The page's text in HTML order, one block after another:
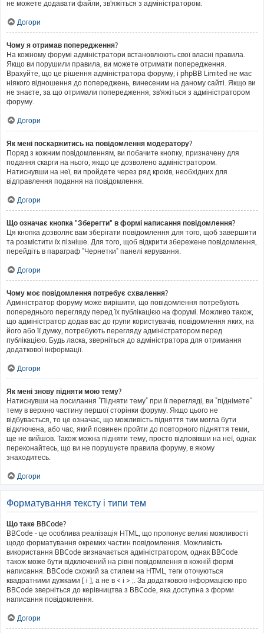
не можете додавати файли, зв'яжіться з адміністратором.
Догори
Чому я отримав попередження?
На кожному форумі адміністратори встановлюють свої власні правила.
Якщо ви порушили правила, ви можете отримати попередження.
Врахуйте, що це рішення адміністратора форуму, і phpBB Limited не має
ніякого відношення до попереджень, винесеним на даному сайті. Якщо ви
не знаєте, за що отримали попередження, зв'яжіться з адміністратором
форуму.
Догори
Як мені поскаржитись на повідомлення модератору?
Поряд з кожним повідомленням, ви побачите кнопку, призначену для
подання скарги на нього, якщо це дозволено адміністратором.
Натиснувши на неї, ви пройдете через ряд кроків, необхідних для
відправлення подання на повідомлення.
Догори
Що означає кнопка "Зберегти" в формі написання повідомлення?
Ця кнопка дозволяє вам зберігати повідомлення для того, щоб завершити
та розмістити їх пізніше. Для того, щоб відкрити збережене повідомлення,
перейдіть в параграф "Чернетки" панелі керування.
Догори
Чому моє повідомлення потребує схвалення?
Адміністратор форуму може вирішити, що повідомлення потребують
попереднього перегляду перед їх публікацією на форумі. Можливо також,
що адміністратор додав вас до групи користувачів, повідомлення яких, на
його або її думку, потребують перегляду адміністратором перед
публікацією. Будь ласка, зверніться до адміністратора для отримання
додаткової інформації.
Догори
Як мені знову підняти мою тему?
Натиснувши на посилання "Підняти тему" при її перегляді, ви "піднімете"
тему в верхню частину першої сторінки форуму. Якщо цього не
відбувається, то це означає, що можливість підняття тим могла бути
відключена, або час, який повинен пройти до повторного підняття теми,
ще не вийшов. Також можна підняти тему, просто відповівши на неї, однак
переконайтесь, що ви не порушуєте правила форуму, в якому
знаходитесь.
Догори
Форматування тексту і типи тем
Що таке BBCode?
BBCode - це особлива реалізація HTML, що пропонує великі можливості
щодо форматування окремих частин повідомлення. Можливість
використання BBCode визначається адміністратором, однак BBCode
також може бути відключений на рівні повідомлення в кожній формі
написання. BBCode схожий за стилем на HTML, теги оточуються
квадратними дужками [ і ], а не в < і > ;. За додатковою інформацією про
BBCode зверніться до керівництва з BBCode, яка доступна з форми
написання повідомлення.
Догори